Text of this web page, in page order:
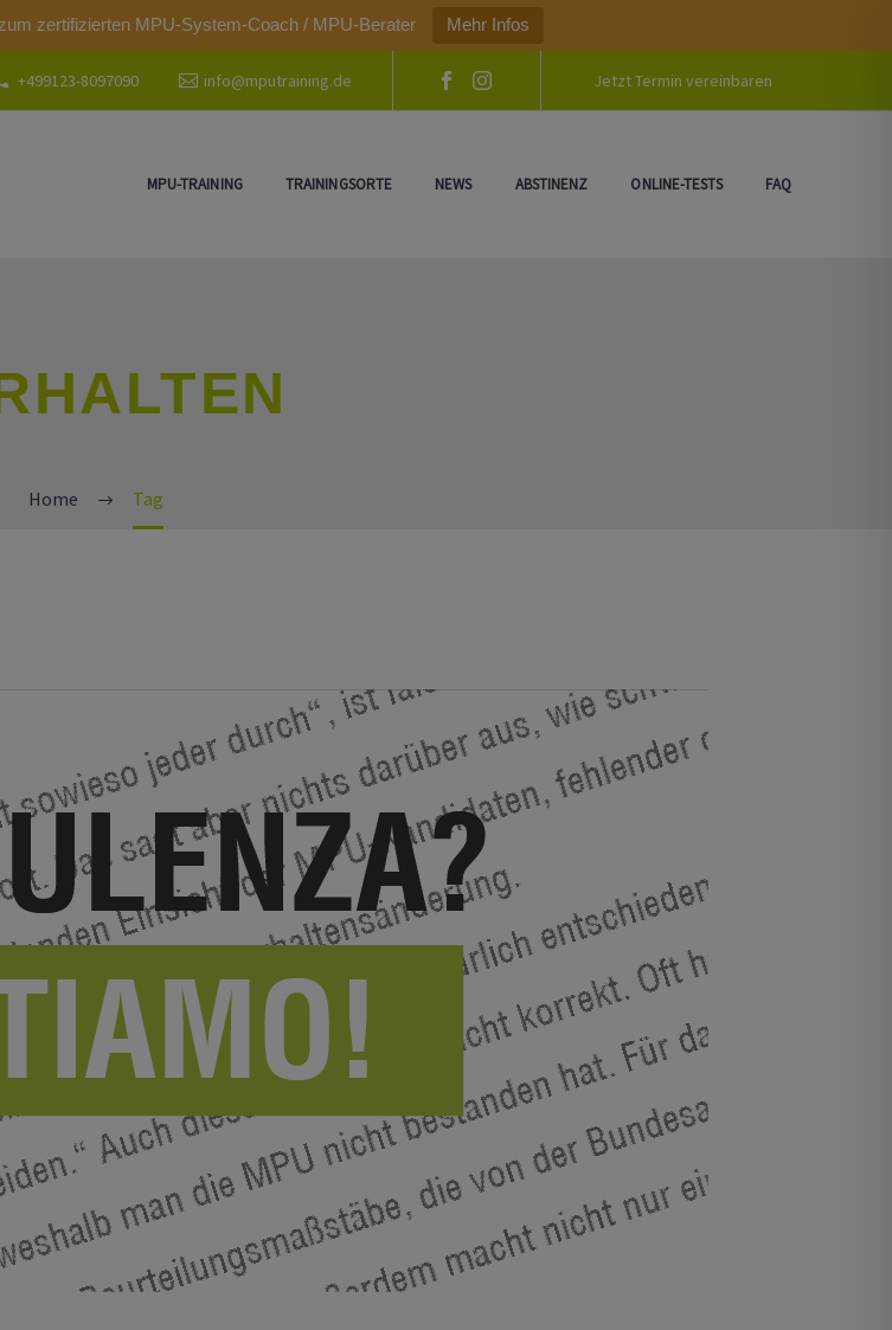
zertifizierten MPU-System-Coach / MPU-Berater Mehr Infos
+499123-8097090 info@mputraining.de Jetzt Termin vereinbaren
MPU-TRAINING TRAININGSORTE NEWS ABSTINENZ ONLINE-TESTS FAQ
Home Tag
modal-check